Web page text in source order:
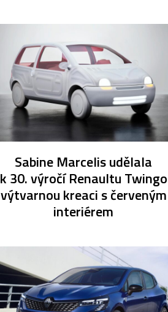
Sabine Marcelis udělala
k 30. výročí Renaultu Twingo
výtvarnou kreaci s červeným
interiérem